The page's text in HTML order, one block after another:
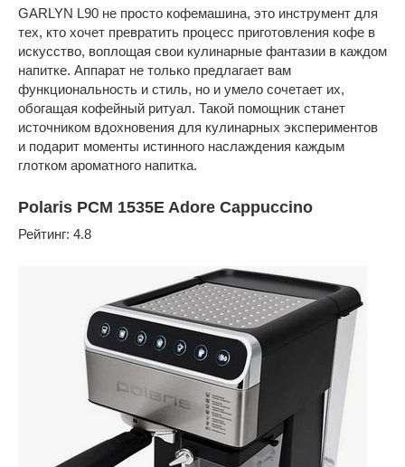
GARLYN L90 не просто кофемашина, это инструмент для
тех, кто хочет превратить процесс приготовления кофе в
искусство, воплощая свои кулинарные фантазии в каждом
напитке. Аппарат не только предлагает вам
функциональность и стиль, но и умело сочетает их,
обогащая кофейный ритуал. Такой помощник станет
источником вдохновения для кулинарных экспериментов
и подарит моменты истинного наслаждения каждым
глотком ароматного напитка.
Polaris PCM 1535E Adore Cappuccino
Рейтинг: 4.8